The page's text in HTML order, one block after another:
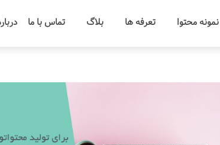
نمونه محتوا تعرفه ها بلاگ تماس با ما